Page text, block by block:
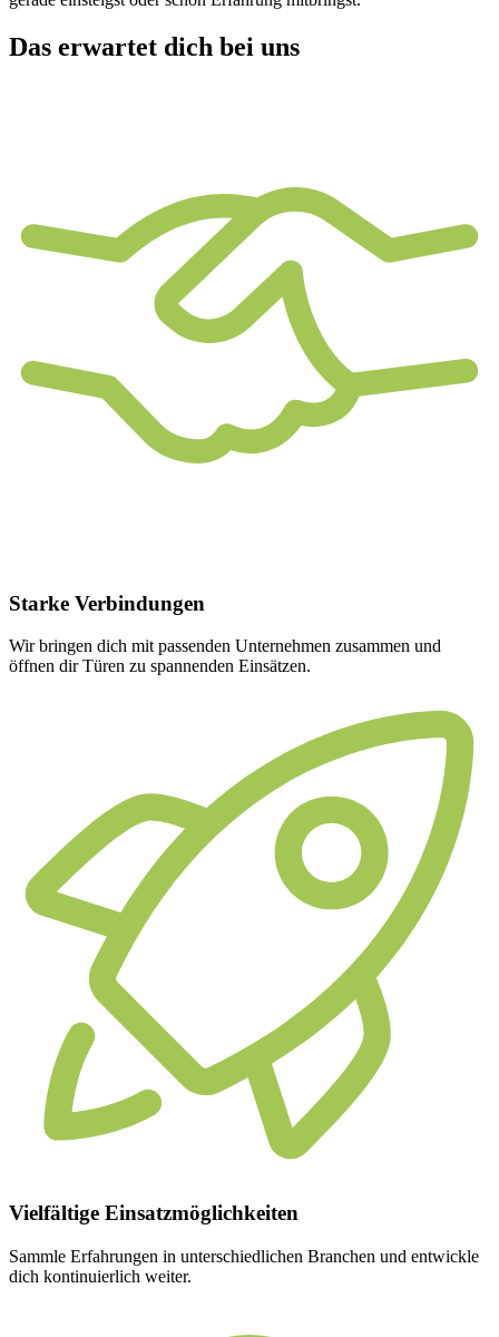
Das erwartet dich bei uns
Starke Verbindungen
Wir bringen dich mit passenden Unternehmen zusammen und
öffnen dir Türen zu spannenden Einsätzen.
Vielfältige Einsatzmöglichkeiten
Sammle Erfahrungen in unterschiedlichen Branchen und entwickle
dich kontinuierlich weiter.